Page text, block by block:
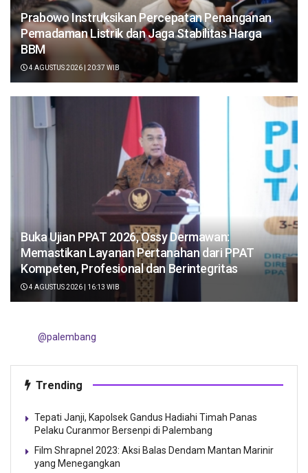
Prabowo Instruksikan Percepatan Penanganan
Pemadaman Listrik dan Jaga Stabilitas Harga
BBM
4 AGUSTUS 2026 | 20:37 WIB
Buka Ujian PPAT 2026, Ossy Dermawan:
Memastikan Layanan Pertanahan dari PPAT
Kompeten, Profesional dan Berintegritas
4 AGUSTUS 2026 | 16:13 WIB
@palembang
Trending
Tepati Janji, Kapolsek Gandus Hadiahi Timah Panas
Pelaku Curanmor Bersenpi di Palembang
Film Shrapnel 2023: Aksi Balas Dendam Mantan Marinir
yang Menegangkan